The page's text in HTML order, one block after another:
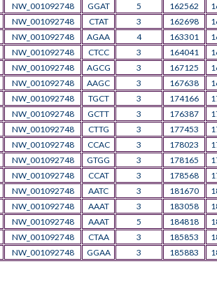
NW_001092748 GGAT 5 162562
NW_001092748 CTAT 3 162698
NW_001092748 AGAA 4 163301
NW_001092748 CTCC 3 164041
NW_001092748 AGCG 3 167125
NW_001092748 AAGC 3 167638
NW_001092748 TGCT 3 174166
NW_001092748 GCTT 3 176387
NW_001092748 CTTG 3 177453
NW_001092748 CCAC 3 178023
NW_001092748 GTGG 3 178165
NW_001092748 CCAT 3 178568
NW_001092748 AATC 3 181670
NW_001092748 AAAT 3 183058
NW_001092748 AAAT 5 184818
NW_001092748 CTAA 3 185853
NW_001092748 GGAA 3 185883